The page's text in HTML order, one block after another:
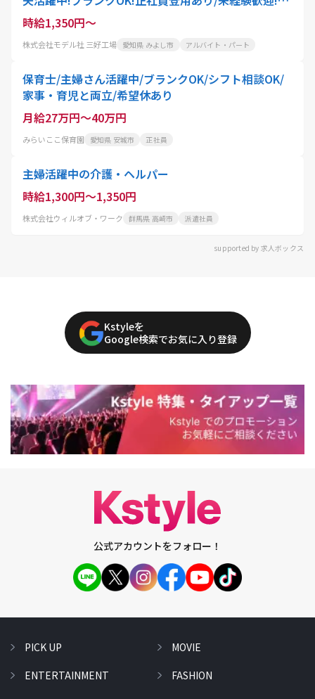
リーニング代50%OFF
時給1,350円～
株式会社モデル社 三好工場 愛知県 みよし市 アルバイト・パート
保育士/主婦さん活躍中/ブランクOK/シフト相談OK/
家事・育児と両立/希望休あり
月給27万円～40万円
みらいここ保育園 愛知県 安城市 正社員
主婦活躍中の介護・ヘルパー
時給1,300円～1,350円
株式会社ウィルオブ・ワーク 群馬県 高崎市 派遣社員
supported by 求人ボックス
Kstyleを
Google検索でお気に入り登録
公式アカウントをフォロー！
PICK UP
ENTERTAINMENT
MOVIE
FASHION